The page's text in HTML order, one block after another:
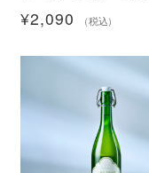
¥2,090 （税込）